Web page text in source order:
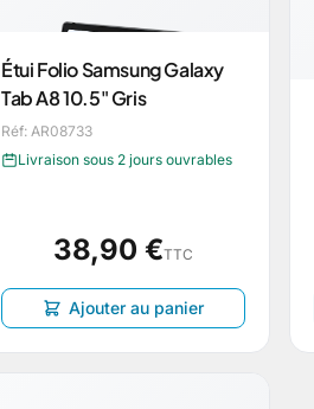
Étui Folio Samsung Galaxy
Tab A8 10.5" Gris
Réf: AR08733
Livraison sous 2 jours ouvrables
38,90 €TTC
Ajouter au panier